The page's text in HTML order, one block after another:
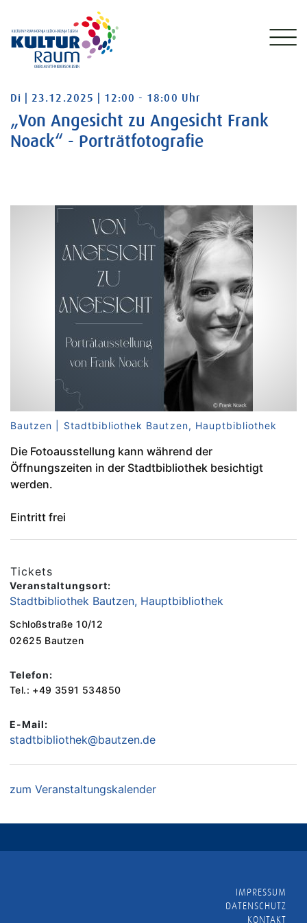
Dienstag 23.12.2025 12:00 - 18:00 Uhr
Di | 23.12.2025 | 12:00 - 18:00 Uhr
„Von Angesicht zu Angesicht Frank
Noack“ - Porträtfotografie
Bautzen | Stadtbibliothek Bautzen, Hauptbibliothek
Die Fotoausstellung kann während der
Öffnungszeiten in der Stadtbibliothek besichtigt
werden.
Eintritt frei
Tickets
Veranstaltungsort:
Stadtbibliothek Bautzen, Hauptbibliothek
Schloßstraße 10/12
02625 Bautzen
Telefon:
Tel.: +49 3591 534850
E-Mail:
stadtbibliothek@bautzen.de
zum Veranstaltungskalender
IMPRESSUM
DATENSCHUTZ
KONTAKT